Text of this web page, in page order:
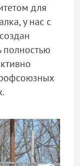
для
у нас с
полностью